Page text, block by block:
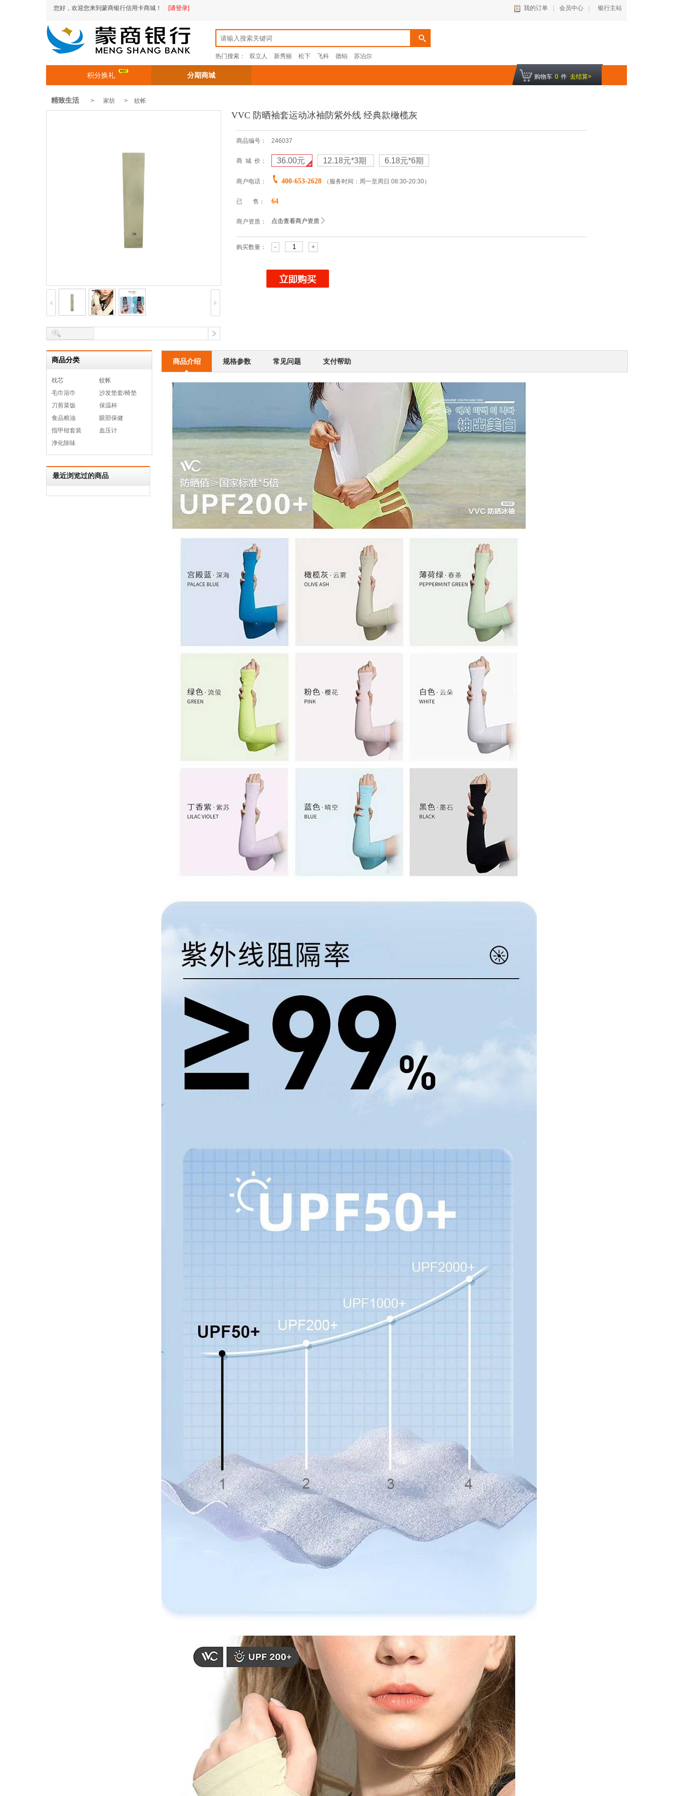
您好，欢迎您来到蒙商银行信用卡商城！ [请登录] 我的订单 会员中心 银行主站
热门搜索： 双立人 新秀丽 松下 飞科 德铂 苏泊尔
积分换礼 分期商城 购物车 0 件 去结算>
精致生活 > 家纺 > 蚊帐
VVC 防晒袖套运动冰袖防紫外线 经典款橄榄灰
商品编号： 246037
商 城 价： 36.00元 12.18元*3期 6.18元*6期
商户电话： 400-653-2628 （服务时间：周一至周日 08:30-20:30）
已 售： 64
商户资质： 点击查看商户资质
购买数量： - +
商品分类
枕芯
蚊帐
毛巾浴巾
沙发垫套/椅垫
刀剪菜饭
保温杯
食品粮油
眼部保健
指甲钳套装
血压计
净化除味
最近浏览过的商品
商品介绍 规格参数 常见问题 支付帮助